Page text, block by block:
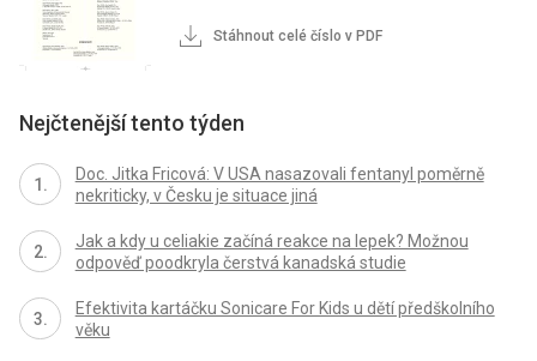
Stáhnout celé číslo v PDF
Nejčtenější tento týden
Doc. Jitka Fricová: V USA nasazovali fentanyl poměrně
nekriticky, v Česku je situace jiná
Jak a kdy u celiakie začíná reakce na lepek? Možnou
odpověď poodkryla čerstvá kanadská studie
Efektivita kartáčku Sonicare For Kids u dětí předškolního
věku